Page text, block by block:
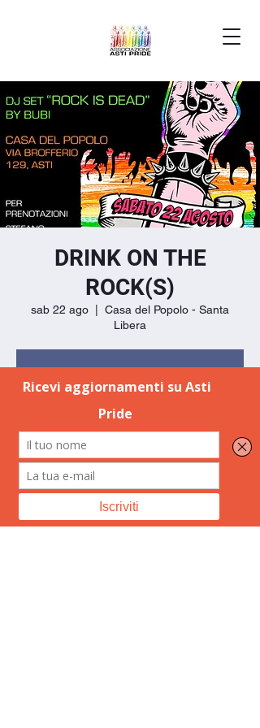
DRINK ON THE
ROCK(S)
sab 22 ago
Casa del Popolo - Santa
Libera
Scopri gli altri eventi
Orario & Sede
22 ago 2020, 19:00
Casa del Popolo - Santa Libera, Via Angelo
Brofferio, 129, 14100 Asti AT, Italia